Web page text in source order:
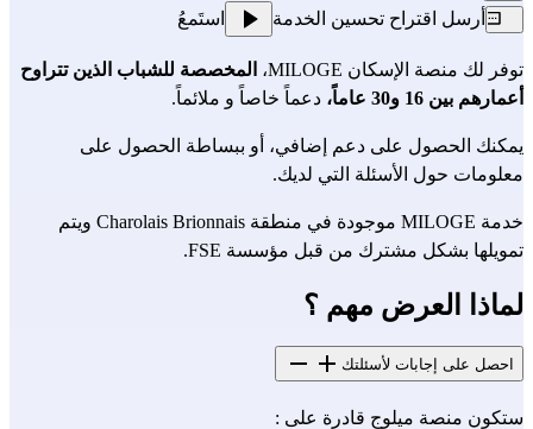
أرسل اقتراح تحسين الخدمة استَمعُ
توفر لك منصة الإسكان MILOGE،
المخصصة للشباب الذين تتراوح
أعمارهم بين 16 و30 عاماً،
دعماً خاصاً و ملائماً.
يمكنك الحصول على دعم إضافي، أو ببساطة الحصول على
معلومات حول الأسئلة التي لديك.
خدمة MILOGE موجودة في منطقة Charolais Brionnais ويتم
تمويلها بشكل مشترك من قبل مؤسسة FSE.
لماذا العرض مهم ؟
احصل على إجابات لأسئلتك
ستكون منصة ميلوج قادرة على :